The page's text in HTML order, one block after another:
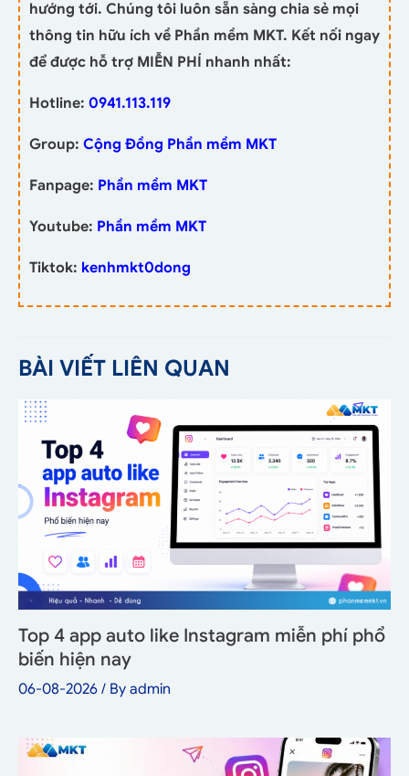
hướng tới. Chúng tôi luôn sẵn sàng chia sẻ mọi
thông tin hữu ích về Phần mềm MKT. Kết nối ngay
để được hỗ trợ MIỄN PHÍ nhanh nhất:
Hotline: 0941.113.119
Group: Cộng Đồng Phần mềm MKT
Fanpage: Phần mềm MKT
Youtube: Phần mềm MKT
Tiktok: kenhmkt0dong
BÀI VIẾT LIÊN QUAN
Top 4 app auto like Instagram miễn phí phổ
biến hiện nay
06-08-2026 / By admin